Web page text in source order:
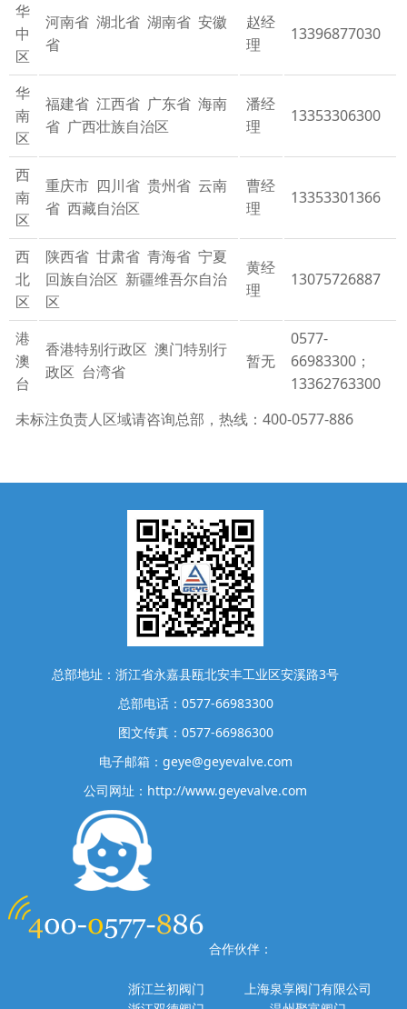
华
中
区
河南省 湖北省 湖南省 安徽
省
赵经
理
13396877030
华
南
区
福建省 江西省 广东省 海南
省 广西壮族自治区
潘经
理
13353306300
西
南
区
重庆市 四川省 贵州省 云南
省 西藏自治区
曹经
理
13353301366
西
北
区
陕西省 甘肃省 青海省 宁夏
回族自治区 新疆维吾尔自治
区
黄经
理
13075726887
港
澳
台
香港特别行政区 澳门特别行
政区 台湾省
暂无
0577-
66983300；
13362763300
未标注负责人区域请咨询总部，热线：400-0577-886
总部地址：浙江省永嘉县瓯北安丰工业区安溪路3号
总部电话：0577-66983300
图文传真：0577-66986300
电子邮箱：geye@geyevalve.com
公司网址：http://www.geyevalve.com
合作伙伴：
浙江兰初阀门
上海泉享阀门有限公司